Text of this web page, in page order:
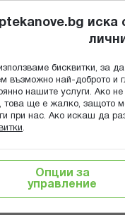
ГРИЖА ЗА
иска
бисквитки, за
възможно най-доброто и
нашите услуги. Ако
това ще е жалко, защото
при нас. Ако искаш да
.
Опции за
управление